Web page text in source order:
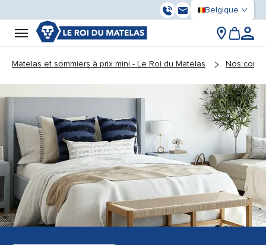
03 59 55 37 13
Contactez-nous
Belgique
Matelas et sommiers à prix mini - Le Roi du Matelas Nos